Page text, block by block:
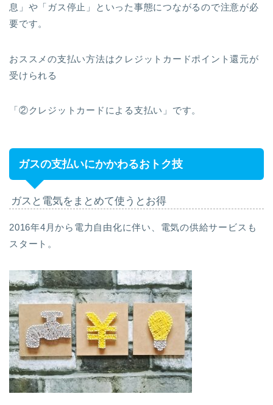
息」や「ガス停止」といった事態につながるので注意が必
要です。
おススメの支払い方法はクレジットカードポイント還元が
受けられる
「②クレジットカードによる支払い」です。
ガスの支払いにかかわるおトク技
ガスと電気をまとめて使うとお得
2016年4月から電力自由化に伴い、電気の供給サービスも
スタート。